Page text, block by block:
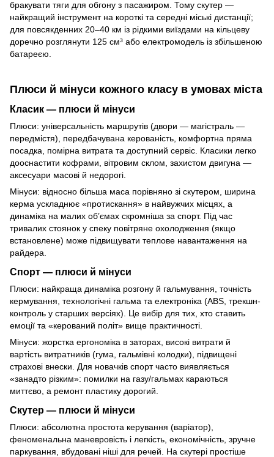
бракувати тяги для обгону з пасажиром. Тому скутер —
найкращий інструмент на короткі та середні міські дистанції;
для повсякденних 20–40 км із рідкими виїздами на кільцеву
доречно розглянути 125 см³ або електромодель із збільшеною
батареєю.
Плюси й мінуси кожного класу в умовах міста
Класик — плюси й мінуси
Плюси: універсальність маршрутів (двори — магістраль —
передмістя), передбачувана керованість, комфортна пряма
посадка, помірна витрата та доступний сервіс. Класики легко
дооснастити кофрами, вітровим склом, захистом двигуна —
аксесуари масові й недорогі.
Мінуси: відносно більша маса порівняно зі скутером, ширина
керма ускладнює «протискання» в найвужчих місцях, а
динаміка на малих об’ємах скромніша за спорт. Під час
тривалих стоянок у спеку повітряне охолодження (якщо
встановлене) може підвищувати теплове навантаження на
райдера.
Спорт — плюси й мінуси
Плюси: найкраща динаміка розгону й гальмування, точність
кермування, технологічні гальма та електроніка (ABS, трекшн-
контроль у старших версіях). Це вибір для тих, хто ставить
емоції та «керований політ» вище практичності.
Мінуси: жорстка ергономіка в заторах, високі витрати й
вартість витратників (гума, гальмівні колодки), підвищені
страхові внески. Для новачків спорт часто виявляється
«занадто різким»: помилки на газу/гальмах караються
миттєво, а ремонт пластику дорогий.
Скутер — плюси й мінуси
Плюси: абсолютна простота керування (варіатор),
феноменальна маневровість і легкість, економічність, зручне
паркування, вбудовані ніші для речей. На скутері простіше